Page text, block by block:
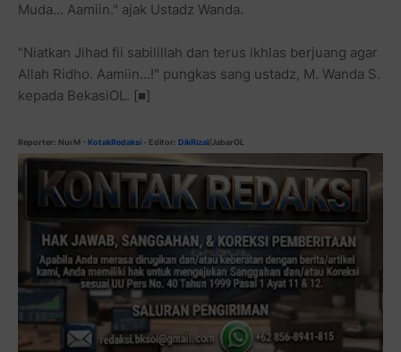
Muda... Aamiin." ajak Ustadz Wanda.
"Niatkan Jihad fii sabilillah dan terus ikhlas berjuang agar
Allah Ridho. Aamiin...!" pungkas sang ustadz, M. Wanda S.
kepada BekasiOL. [■]
Reporter: NurM -KotakRedaksi - Editor: DikRizal/JabarOL